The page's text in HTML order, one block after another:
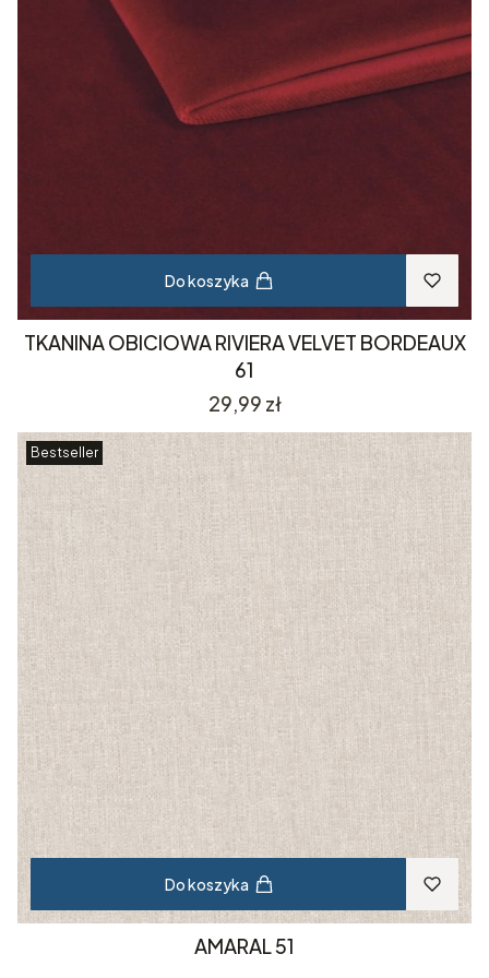
Do koszyka
TKANINA OBICIOWA RIVIERA VELVET BORDEAUX
61
Cena
29,99 zł
Bestseller
Do koszyka
AMARAL 51